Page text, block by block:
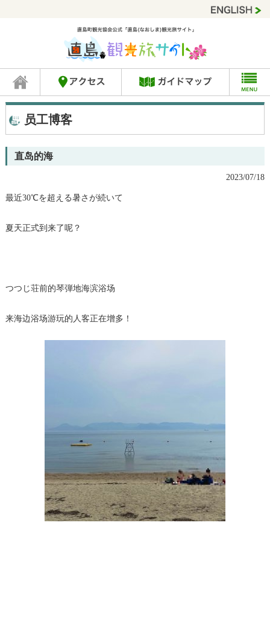
员工博客
直岛的海
2023/07/18
最近30℃を超える暑さが続いて
夏天正式到来了呢？
つつじ荘前的琴弾地海滨浴场
来海边浴场游玩的人客正在增多！